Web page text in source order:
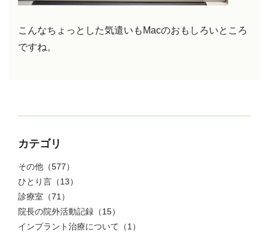
こんなちょっとした気遣いもMacのおもしろいところ
ですね。
カテゴリ
その他 （577）
ひとり言 （13）
診療室 （71）
院長の院外活動記録 （15）
インプラント治療について （1）